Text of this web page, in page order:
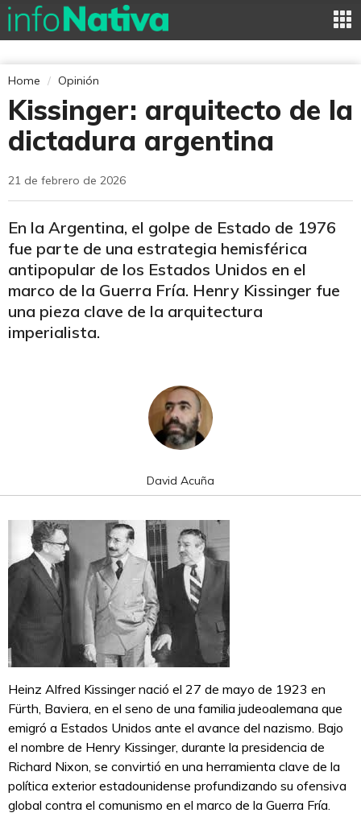
Home Opinión
Kissinger: arquitecto de la
dictadura argentina
21 de febrero de 2026
En la Argentina, el golpe de Estado de 1976
fue parte de una estrategia hemisférica
antipopular de los Estados Unidos en el
marco de la Guerra Fría. Henry Kissinger fue
una pieza clave de la arquitectura
imperialista.
David Acuña
Heinz Alfred Kissinger nació el 27 de mayo de 1923 en
Fürth, Baviera, en el seno de una familia judeoalemana que
emigró a Estados Unidos ante el avance del nazismo. Bajo
el nombre de Henry Kissinger, durante la presidencia de
Richard Nixon, se convirtió en una herramienta clave de la
política exterior estadounidense profundizando su ofensiva
global contra el comunismo en el marco de la Guerra Fría.